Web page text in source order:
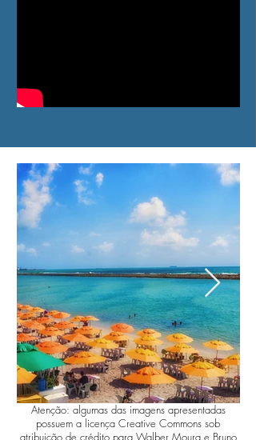
Atenção: algumas das imagens apresentadas
possuem a licença Creative Commons sob
atribuição de crédito para Walber Moura e Bruno